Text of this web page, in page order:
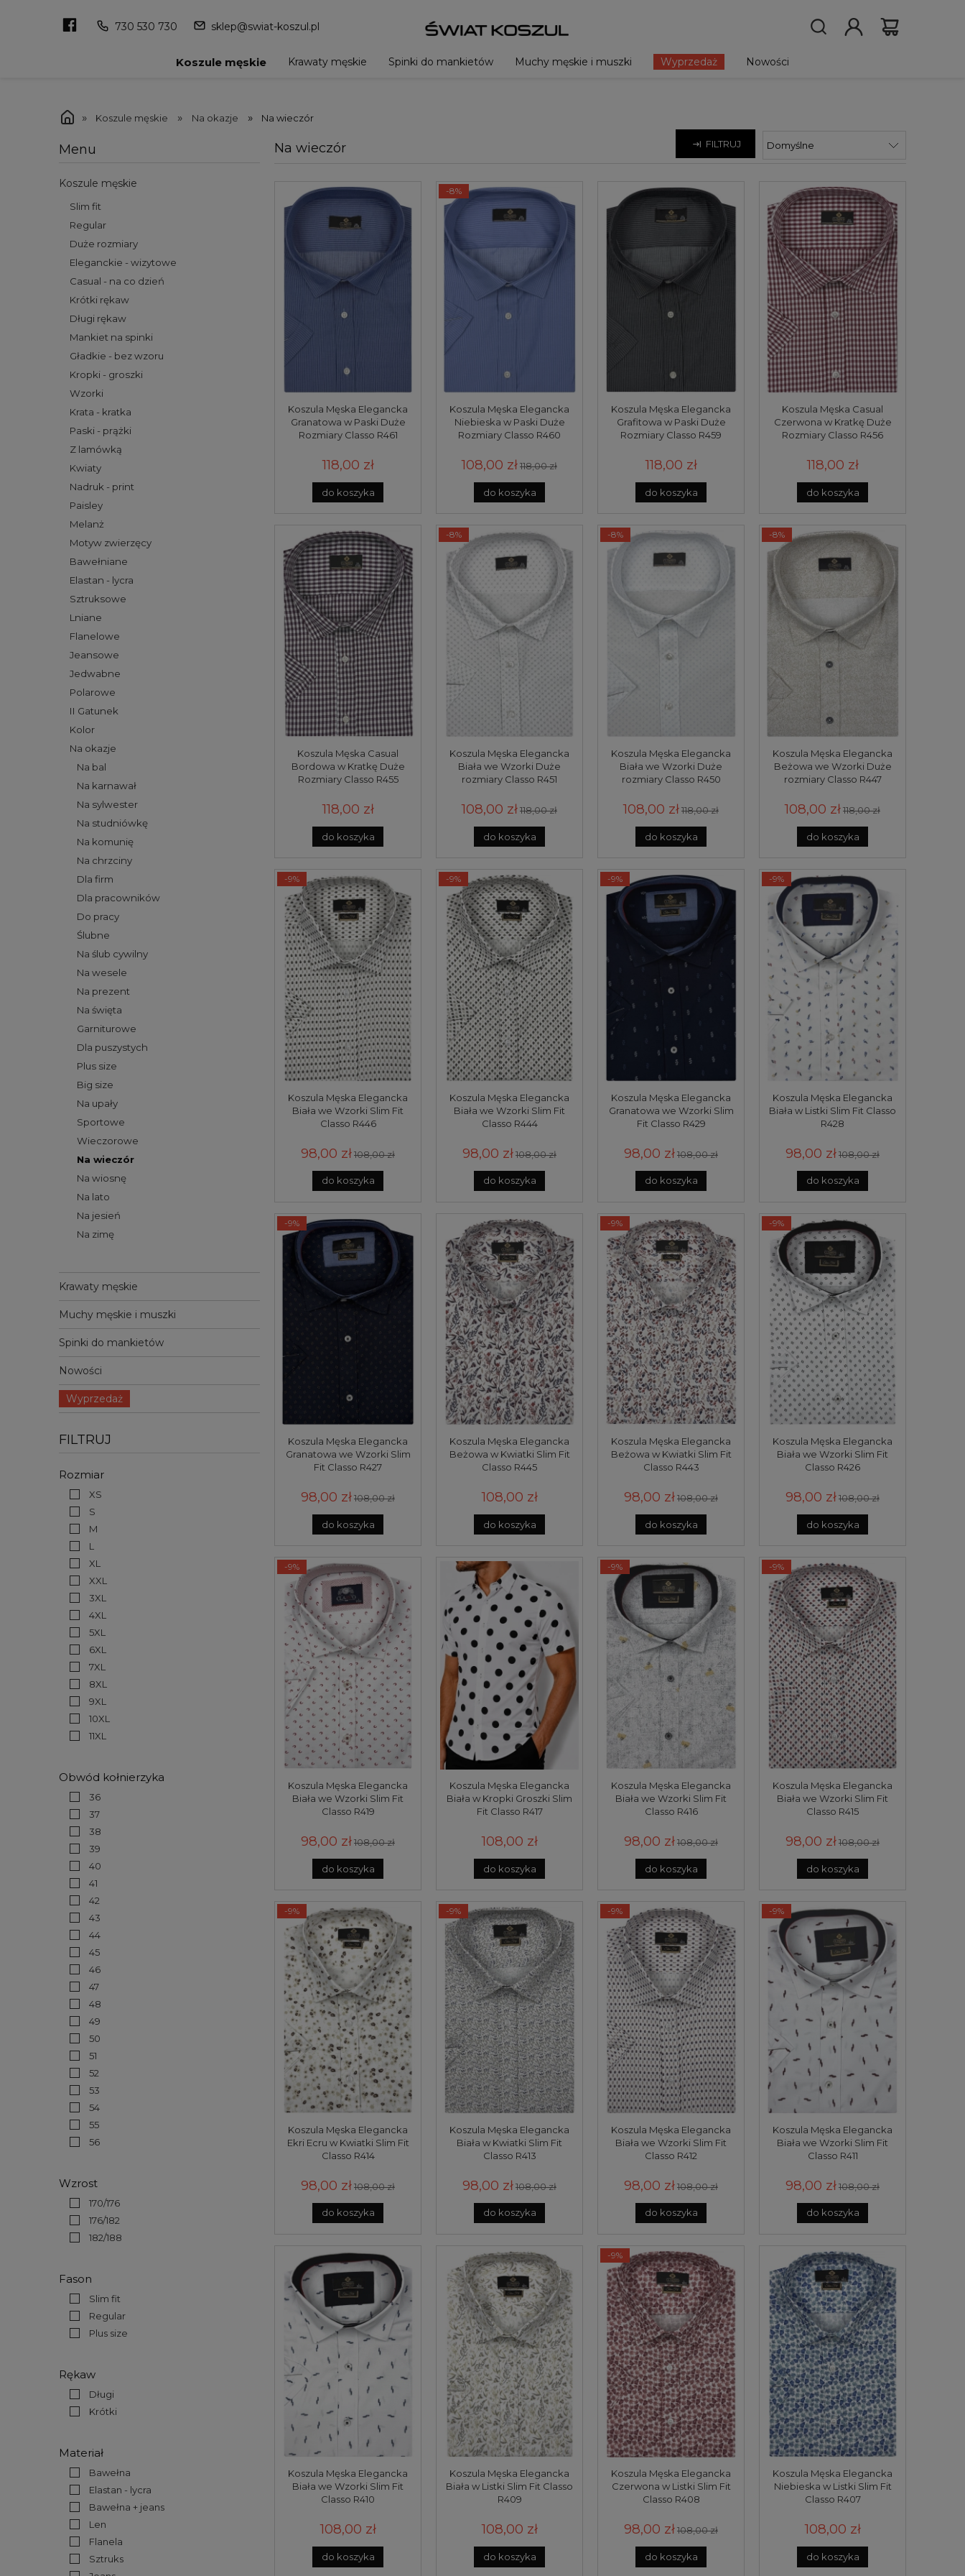
Koszule męskie Krawaty męskie Spinki do mankietów Muchy męskie i muszki Wyprzedaż Nowości
» Koszule męskie » Na okazje » Na wieczór
Menu
Koszule męskie
Slim fit
Regular
Duże rozmiary
Eleganckie - wizytowe
Casual - na co dzień
Krótki rękaw
Długi rękaw
Mankiet na spinki
Gładkie - bez wzoru
Kropki - groszki
Wzorki
Krata - kratka
Paski - prążki
Z lamówką
Kwiaty
Nadruk - print
Paisley
Melanż
Motyw zwierzęcy
Bawełniane
Elastan - lycra
Sztruksowe
Lniane
Flanelowe
Jeansowe
Jedwabne
Polarowe
II Gatunek
Kolor
Na okazje
Na bal
Na karnawał
Na sylwester
Na studniówkę
Na komunię
Na chrzciny
Dla firm
Dla pracowników
Do pracy
Ślubne
Na ślub cywilny
Na wesele
Na prezent
Na święta
Garniturowe
Dla puszystych
Plus size
Big size
Na upały
Sportowe
Wieczorowe
Na wieczór
Na wiosnę
Na lato
Na jesień
Na zimę
Krawaty męskie
Muchy męskie i muszki
Spinki do mankietów
Nowości
Wyprzedaż
FILTRUJ
Rozmiar
XS
S
M
L
XL
XXL
3XL
4XL
5XL
6XL
7XL
8XL
9XL
10XL
11XL
Obwód kołnierzyka
36
37
38
39
40
41
42
43
44
45
46
47
48
49
50
51
52
53
54
55
56
Wzrost
170/176
176/182
182/188
Fason
Slim fit
Regular
Plus size
Rękaw
Długi
Krótki
Materiał
Bawełna
Elastan - lycra
Bawełna + jeans
Len
Flanela
Sztruks
Na wieczór FILTRUJ
Koszula Męska Elegancka
Granatowa w Paski Duże
Rozmiary Classo R461
118,00 zł
do koszyka
Koszula Męska Elegancka
Niebieska w Paski Duże
Rozmiary Classo R460
108,00 zł118,00 zł
do koszyka
-8%
Koszula Męska Elegancka
Grafitowa w Paski Duże
Rozmiary Classo R459
118,00 zł
do koszyka
Koszula Męska Casual
Czerwona w Kratkę Duże
Rozmiary Classo R456
118,00 zł
do koszyka
Koszula Męska Casual
Bordowa w Kratkę Duże
Rozmiary Classo R455
118,00 zł
do koszyka
Koszula Męska Elegancka
Biała we Wzorki Duże
rozmiary Classo R451
108,00 zł118,00 zł
do koszyka
-8%
Koszula Męska Elegancka
Biała we Wzorki Duże
rozmiary Classo R450
108,00 zł118,00 zł
do koszyka
-8%
Koszula Męska Elegancka
Beżowa we Wzorki Duże
rozmiary Classo R447
108,00 zł118,00 zł
do koszyka
-8%
Koszula Męska Elegancka
Biała we Wzorki Slim Fit
Classo R446
98,00 zł108,00 zł
do koszyka
-9%
Koszula Męska Elegancka
Biała we Wzorki Slim Fit
Classo R444
98,00 zł108,00 zł
do koszyka
-9%
Koszula Męska Elegancka
Granatowa we Wzorki Slim
Fit Classo R429
98,00 zł108,00 zł
do koszyka
-9%
Koszula Męska Elegancka
Biała w Listki Slim Fit Classo
R428
98,00 zł108,00 zł
do koszyka
-9%
Koszula Męska Elegancka
Granatowa we Wzorki Slim
Fit Classo R427
98,00 zł108,00 zł
do koszyka
-9%
Koszula Męska Elegancka
Beżowa w Kwiatki Slim Fit
Classo R445
108,00 zł
do koszyka
Koszula Męska Elegancka
Beżowa w Kwiatki Slim Fit
Classo R443
98,00 zł108,00 zł
do koszyka
-9%
Koszula Męska Elegancka
Biała we Wzorki Slim Fit
Classo R426
98,00 zł108,00 zł
do koszyka
-9%
Koszula Męska Elegancka
Biała we Wzorki Slim Fit
Classo R419
98,00 zł108,00 zł
do koszyka
-9%
Koszula Męska Elegancka
Biała w Kropki Groszki Slim
Fit Classo R417
108,00 zł
do koszyka
Koszula Męska Elegancka
Biała we Wzorki Slim Fit
Classo R416
98,00 zł108,00 zł
do koszyka
-9%
Koszula Męska Elegancka
Biała we Wzorki Slim Fit
Classo R415
98,00 zł108,00 zł
do koszyka
-9%
Koszula Męska Elegancka
Ekri Ecru w Kwiatki Slim Fit
Classo R414
98,00 zł108,00 zł
do koszyka
-9%
Koszula Męska Elegancka
Biała w Kwiatki Slim Fit
Classo R413
98,00 zł108,00 zł
do koszyka
-9%
Koszula Męska Elegancka
Biała we Wzorki Slim Fit
Classo R412
98,00 zł108,00 zł
do koszyka
-9%
Koszula Męska Elegancka
Biała we Wzorki Slim Fit
Classo R411
98,00 zł108,00 zł
do koszyka
-9%
Koszula Męska Elegancka
Biała we Wzorki Slim Fit
Classo R410
108,00 zł
do koszyka
Koszula Męska Elegancka
Biała w Listki Slim Fit Classo
R409
108,00 zł
do koszyka
Koszula Męska Elegancka
Czerwona w Listki Slim Fit
Classo R408
98,00 zł108,00 zł
do koszyka
-9%
Koszula Męska Elegancka
Niebieska w Listki Slim Fit
Classo R407
108,00 zł
do koszyka
730 530 730 sklep@swiat-koszul.pl